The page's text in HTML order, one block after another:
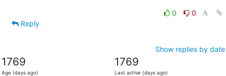
0
0
Reply
Show replies by date
1769
Age (days ago)
1769
Last active (days ago)